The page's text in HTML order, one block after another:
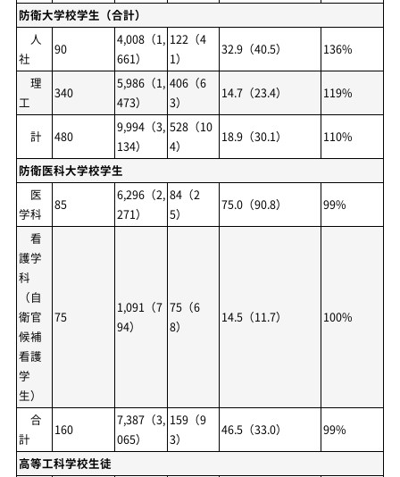
防衛大学校学生（合計）
人
社
90
4,008（1,
661）
122（4
1）
32.9（40.5）
136%
理
工
340
5,986（1,
473）
406（6
3）
14.7（23.4） 119%
計 480
9,994（3,
134）
528（10
4）
18.9（30.1）
110%
防衛医科大学校学生
医
学科
85
6,296（2,
271）
84（2
5）
75.0（90.8）
99%
看
護学
科
（自
衛官
候補
看護
学
生）
75
1,091（7
94）
75（6
8）
14.5（11.7） 100%
合
計
160
7,387（3,
065）
159（9
3）
46.5（33.0）
99%
高等工科学校生徒